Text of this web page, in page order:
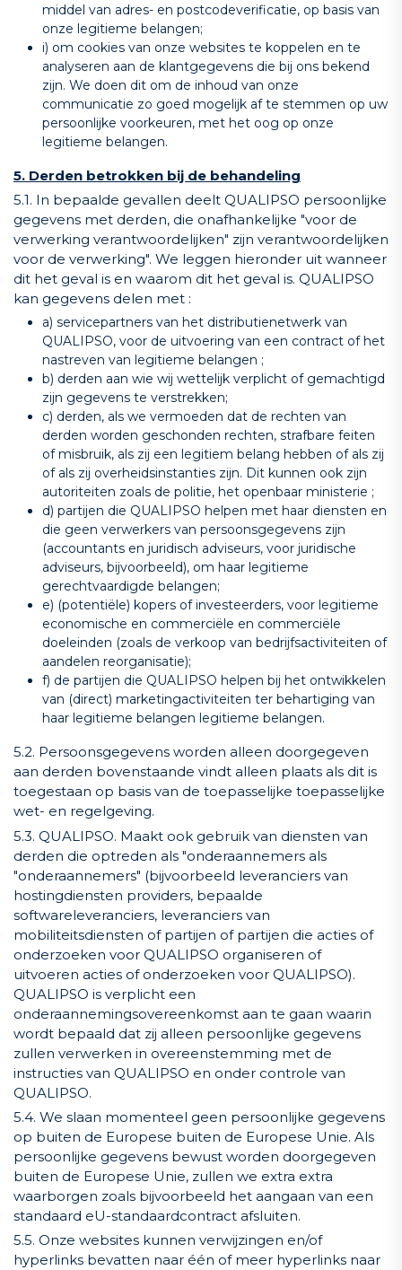
middel van adres- en postcodeverificatie, op basis van
onze legitieme belangen;
i) om cookies van onze websites te koppelen en te
analyseren aan de klantgegevens die bij ons bekend
zijn. We doen dit om de inhoud van onze
communicatie zo goed mogelijk af te stemmen op uw
persoonlijke voorkeuren, met het oog op onze
legitieme belangen.
5. Derden betrokken bij de behandeling
5.1. In bepaalde gevallen deelt QUALIPSO persoonlijke
gegevens met derden, die onafhankelijke "voor de
verwerking verantwoordelijken" zijn verantwoordelijken
voor de verwerking". We leggen hieronder uit wanneer
dit het geval is en waarom dit het geval is. QUALIPSO
kan gegevens delen met :
a) servicepartners van het distributienetwerk van
QUALIPSO, voor de uitvoering van een contract of het
nastreven van legitieme belangen ;
b) derden aan wie wij wettelijk verplicht of gemachtigd
zijn gegevens te verstrekken;
c) derden, als we vermoeden dat de rechten van
derden worden geschonden rechten, strafbare feiten
of misbruik, als zij een legitiem belang hebben of als zij
of als zij overheidsinstanties zijn. Dit kunnen ook zijn
autoriteiten zoals de politie, het openbaar ministerie ;
d) partijen die QUALIPSO helpen met haar diensten en
die geen verwerkers van persoonsgegevens zijn
(accountants en juridisch adviseurs, voor juridische
adviseurs, bijvoorbeeld), om haar legitieme
gerechtvaardigde belangen;
e) (potentiële) kopers of investeerders, voor legitieme
economische en commerciële en commerciële
doeleinden (zoals de verkoop van bedrijfsactiviteiten of
aandelen reorganisatie);
f) de partijen die QUALIPSO helpen bij het ontwikkelen
van (direct) marketingactiviteiten ter behartiging van
haar legitieme belangen legitieme belangen.
5.2. Persoonsgegevens worden alleen doorgegeven
aan derden bovenstaande vindt alleen plaats als dit is
toegestaan op basis van de toepasselijke toepasselijke
wet- en regelgeving.
5.3. QUALIPSO. Maakt ook gebruik van diensten van
derden die optreden als "onderaannemers als
"onderaannemers" (bijvoorbeeld leveranciers van
hostingdiensten providers, bepaalde
softwareleveranciers, leveranciers van
mobiliteitsdiensten of partijen of partijen die acties of
onderzoeken voor QUALIPSO organiseren of
uitvoeren acties of onderzoeken voor QUALIPSO).
QUALIPSO is verplicht een
onderaannemingsovereenkomst aan te gaan waarin
wordt bepaald dat zij alleen persoonlijke gegevens
zullen verwerken in overeenstemming met de
instructies van QUALIPSO en onder controle van
QUALIPSO.
5.4. We slaan momenteel geen persoonlijke gegevens
op buiten de Europese buiten de Europese Unie. Als
persoonlijke gegevens bewust worden doorgegeven
buiten de Europese Unie, zullen we extra extra
waarborgen zoals bijvoorbeeld het aangaan van een
standaard eU-standaardcontract afsluiten.
5.5. Onze websites kunnen verwijzingen en/of
hyperlinks bevatten naar één of meer hyperlinks naar